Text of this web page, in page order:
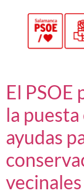
El PSOE
la
ayudas
vecinales